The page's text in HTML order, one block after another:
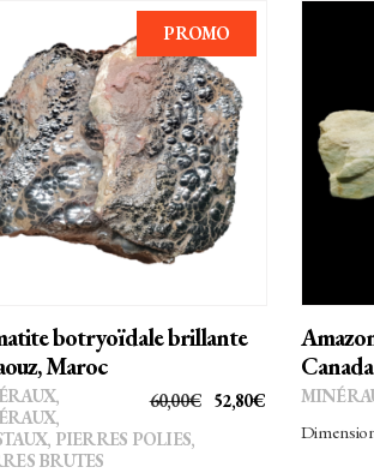
PROMO
AJOUTER AU PANIER
botryoïdale brillante
Maroc
60,00€
LE
52,80€LE
PRIX
,
, PIERRES POLIES,
BRUTES
Canada